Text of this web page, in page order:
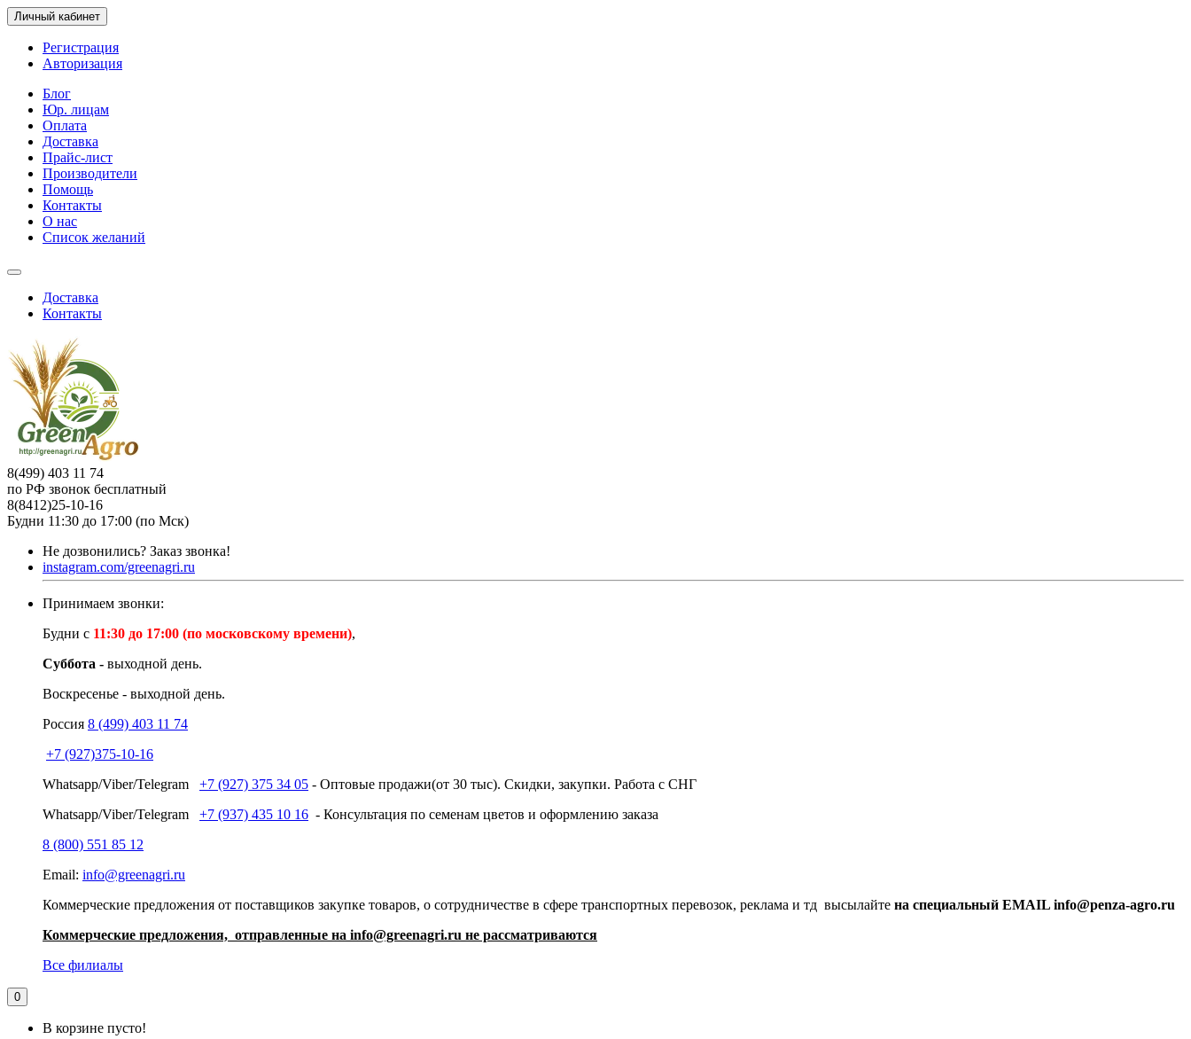
Личный кабинет
Регистрация
Авторизация
Блог
Юр. лицам
Оплата
Доставка
Прайс-лист
Производители
Помощь
Контакты
О нас
Список желаний
Доставка
Контакты
8(499) 403 11 74
по РФ звонок бесплатный
8(8412)25-10-16
Будни 11:30 до 17:00 (по Мск)
Не дозвонились? Заказ звонка!
instagram.com/greenagri.ru
Принимаем звонки:
Будни с 11:30 до 17:00 (по московскому времени),
Суббота - выходной день.
Воскресенье - выходной день.
Россия 8 (499) 403 11 74
+7 (927)375-10-16
Whatsapp/Viber/Telegram +7 (927) 375 34 05 - Оптовые продажи(от 30 тыс). Скидки, закупки. Работа с СНГ
Whatsapp/Viber/Telegram +7 (937) 435 10 16 - Консультация по семенам цветов и оформлению заказа
8 (800) 551 85 12
Email: info@greenagri.ru
Коммерческие предложения от поставщиков закупке товаров, о сотрудничестве в сфере транспортных перевозок, реклама и тд высылайте на специальный EMAIL info@penza-agro.ru
Коммерческие предложения, отправленные на info@greenagri.ru не рассматриваются
Все филиалы
0
В корзине пусто!